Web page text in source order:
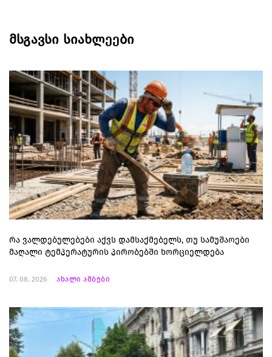
მსგავსი სიახლეები
რა ვალდებულებები აქვს დამსაქმებელს, თუ სამუშაოები
მაღალი ტემპერატურის პირობებში ხორციელდება
07. 08. 2026 ახალი ამბები